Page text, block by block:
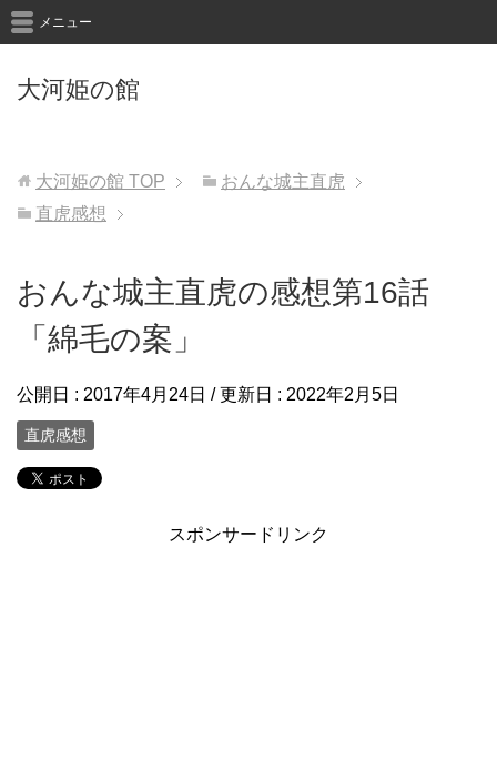
大河姫の館
メニュー
大河姫の館 TOP
おんな城主直虎
直虎感想
おんな城主直虎の感想第16話
「綿毛の案」
公開日 : 2017年4月24日 / 更新日 : 2022年2月5日
直虎感想
スポンサードリンク